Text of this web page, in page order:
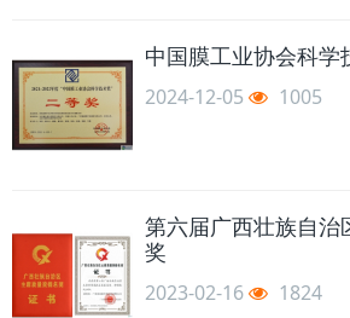
中国膜工业协会科学
2024-12-05 1005
第六届广西壮族自治
奖
2023-02-16 1824